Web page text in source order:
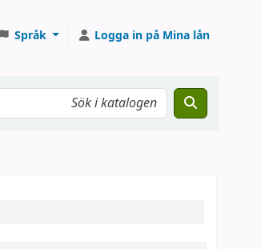
Språk Logga in på Mina lån